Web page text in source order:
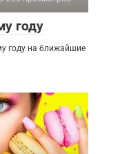
году
году на ближайшие